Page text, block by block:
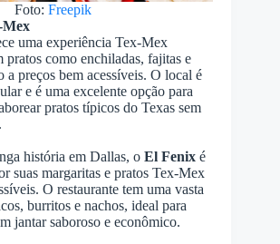
Foto: Freepik
Mex
uma experiência Tex-Mex
pratos como enchiladas, fajitas e
a preços bem acessíveis. O local é
e é uma excelente opção para
pratos típicos do Texas sem
história em Dallas, o El Fenix é
suas margaritas e pratos Tex-Mex
O restaurante tem uma vasta
burritos e nachos, ideal para
jantar saboroso e econômico.